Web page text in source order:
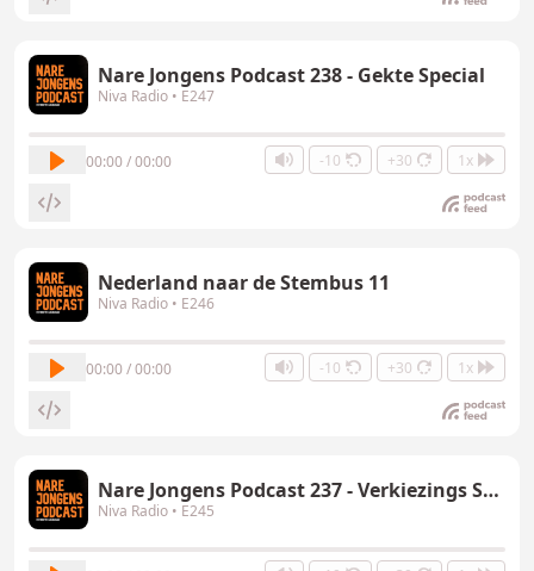
Nare Jongens Podcast 238 - Gekte Special
Niva Radio • E247
00:00 / 00:00 -10 +30 1x
Nederland naar de Stembus 11
Niva Radio • E246
00:00 / 00:00 -10 +30 1x
Nare Jongens Podcast 237 - Verkiezings Special
Niva Radio • E245